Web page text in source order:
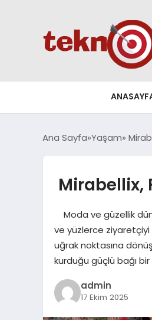
Ana Sayfa Yaşam
Mirabellix,
Moda ve güzellik
ve yüzlerce ziyaretçiyi
uğrak noktasına
kurduğu güçlü bağı
admin
17 Ekim 2025